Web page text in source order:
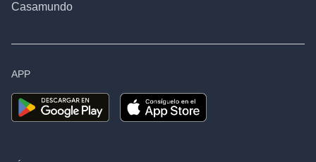
Casamundo
APP